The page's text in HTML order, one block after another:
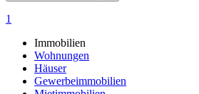
1
Immobilien
Wohnungen
Häuser
Gewerbeimmobilien